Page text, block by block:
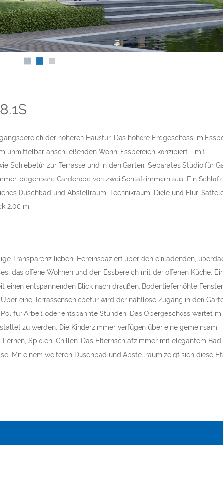
der höheren Haustür. Das höhere Erdgeschoss im
unmittelbar anschließenden Wohn-Essbereich konzipiert - mit
Schiebetür zur Terrasse und in den Garten. Separates Studio für
begehbare Garderobe von zwei Schlafzimmern aus. Ein
Duschbad und Abstellraum. Technikraum, Diele und Flur.
2,00 m.
Transparenz lieben. Hereinspaziert über den einladenden,
das offene Wohnen und den Essbereich mit der offenen Küche.
einen entspannenden Blick nach draußen. Bodentieferhöhte
eine Terrassenschiebetür wird der nahtlose Zugang in den
für Arbeit oder entspannte Stunden. Das Obergeschoss wartet
zu werden. Die Kinderzimmer verfügen über eine gemeinsam
Spielen, Chillen. Das Elternschlafzimmer mit elegantem
Mit einem weiteren Duschbad und Abstellraum zeigt sich diese
Alexander und
Ein großes Lob